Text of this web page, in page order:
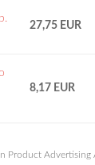
27,75 EUR
8,17 EUR
Product Advertising